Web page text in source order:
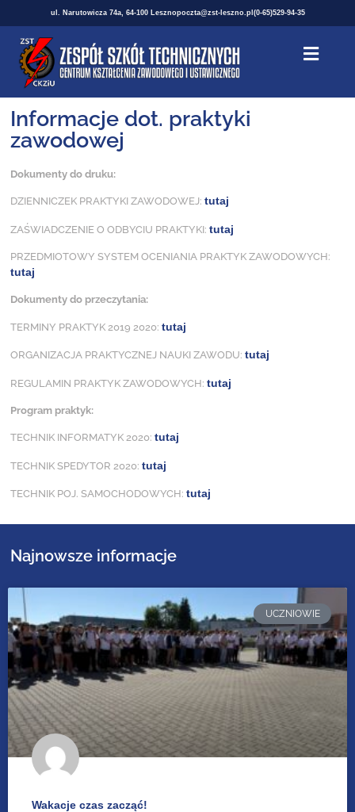
ul. Narutowicza 74a, 64-100 Lesznopoczta@zst-leszno.pl (0-65)529-94-35
Informacje dot. praktyki
zawodowej
Dokumenty do druku:
DZIENNICZEK PRAKTYKI ZAWODOWEJ: tutaj
ZAŚWIADCZENIE O ODBYCIU PRAKTYKI: tutaj
PRZEDMIOTOWY SYSTEM OCENIANIA PRAKTYK ZAWODOWYCH:
tutaj
Dokumenty do przeczytania:
TERMINY PRAKTYK 2019 2020: tutaj
ORGANIZACJA PRAKTYCZNEJ NAUKI ZAWODU: tutaj
REGULAMIN PRAKTYK ZAWODOWYCH: tutaj
Program praktyk:
TECHNIK INFORMATYK 2020: tutaj
TECHNIK SPEDYTOR 2020: tutaj
TECHNIK POJ. SAMOCHODOWYCH: tutaj
Najnowsze informacje
UCZNIOWIE
Wakacje czas zacząć!